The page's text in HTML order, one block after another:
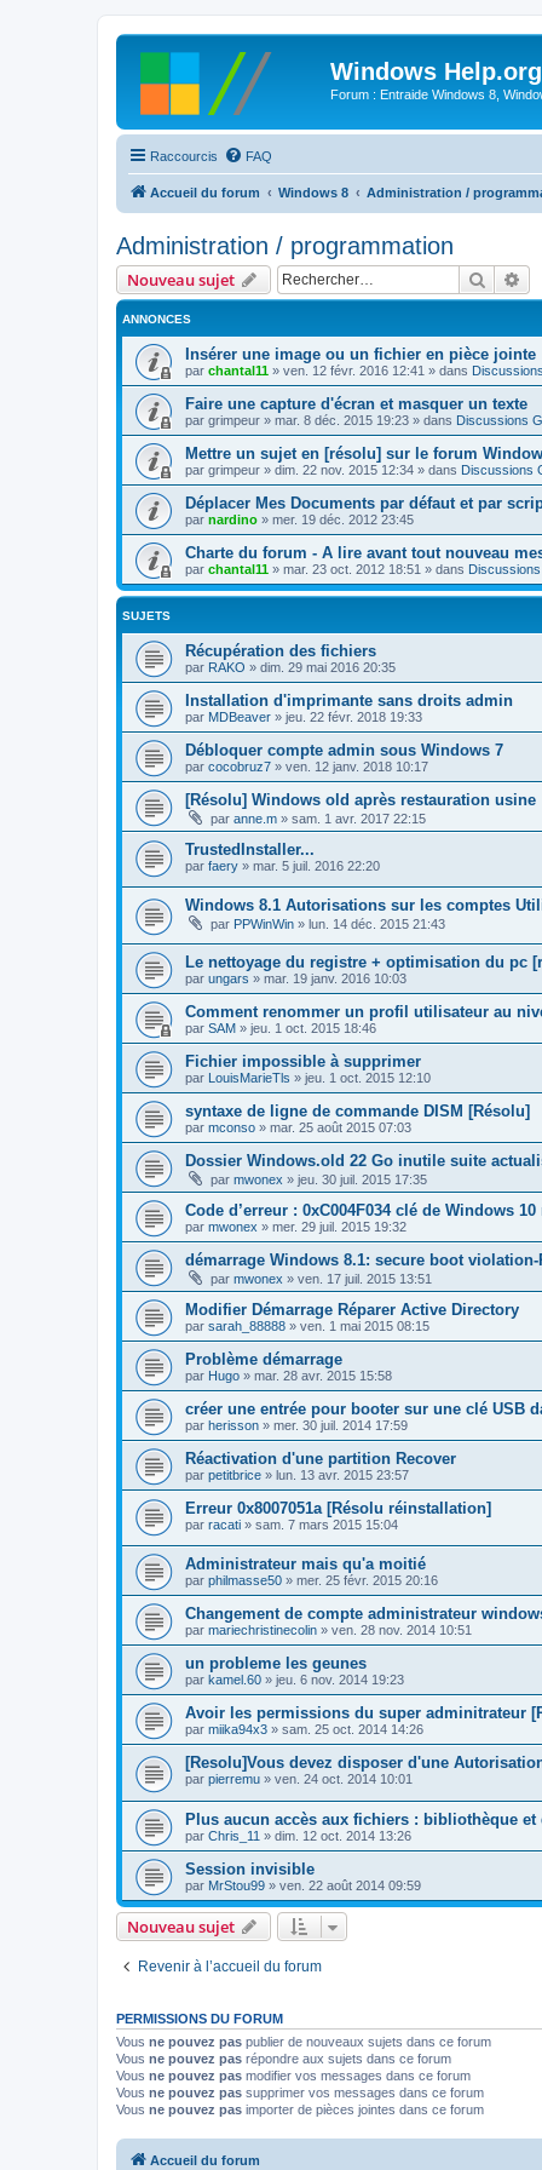
Windows Help.org
Forum : Entraide Windows 8,
Raccourcis FAQ
Accueil du forum Windows 8 Administration /
Administration / programmation
Nouveau sujet
ANNONCES
Insérer une image ou un fichier en pièce jointe
par chantal11 » ven. 12 févr. 2016 12:41 » dans
Faire une capture d'écran et masquer un texte
par grimpeur » mar. 8 déc. 2015 19:23 » dans Discussions
Mettre un sujet en [résolu] sur le forum
par grimpeur » dim. 22 nov. 2015 12:34 » dans Discussions
Déplacer Mes Documents par défaut et par
par nardino » mer. 19 déc. 2012 23:45
Charte du forum - A lire avant tout nouveau
par chantal11 » mar. 23 oct. 2012 18:51 » dans
SUJETS
Récupération des fichiers
par RAKO » dim. 29 mai 2016 20:35
Installation d'imprimante sans droits admin
par MDBeaver » jeu. 22 févr. 2018 19:33
Débloquer compte admin sous Windows 7
par cocobruz7 » ven. 12 janv. 2018 10:17
[Résolu] Windows old après restauration usine
par anne.m » sam. 1 avr. 2017 22:15
TrustedInstaller...
par faery » mar. 5 juil. 2016 22:20
Windows 8.1 Autorisations sur les comptes
par PPWinWin » lun. 14 déc. 2015 21:43
Le nettoyage du registre + optimisation du pc
par ungars » mar. 19 janv. 2016 10:03
Comment renommer un profil utilisateur au
par SAM » jeu. 1 oct. 2015 18:46
Fichier impossible à supprimer
par LouisMarieTls » jeu. 1 oct. 2015 12:10
syntaxe de ligne de commande DISM [Résolu]
par mconso » mar. 25 août 2015 07:03
Dossier Windows.old 22 Go inutile suite
par mwonex » jeu. 30 juil. 2015 17:35
Code d’erreur : 0xC004F034 clé de Windows
par mwonex » mer. 29 juil. 2015 19:32
démarrage Windows 8.1: secure boot violation-
par mwonex » ven. 17 juil. 2015 13:51
Modifier Démarrage Réparer Active Directory
par sarah_88888 » ven. 1 mai 2015 08:15
Problème démarrage
par Hugo » mar. 28 avr. 2015 15:58
créer une entrée pour booter sur une clé USB
par herisson » mer. 30 juil. 2014 17:59
Réactivation d'une partition Recover
par petitbrice » lun. 13 avr. 2015 23:57
Erreur 0x8007051a [Résolu réinstallation]
par racati » sam. 7 mars 2015 15:04
Administrateur mais qu'a moitié
par philmasse50 » mer. 25 févr. 2015 20:16
Changement de compte administrateur
par mariechristinecolin » ven. 28 nov. 2014 10:51
un probleme les geunes
par kamel.60 » jeu. 6 nov. 2014 19:23
Avoir les permissions du super adminitrateur
par miika94x3 » sam. 25 oct. 2014 14:26
[Resolu]Vous devez disposer d'une
par pierremu » ven. 24 oct. 2014 10:01
Plus aucun accès aux fichiers : bibliothèque et
par Chris_11 » dim. 12 oct. 2014 13:26
Session invisible
par MrStou99 » ven. 22 août 2014 09:59
Nouveau sujet
Revenir à l’accueil du forum
PERMISSIONS DU FORUM
Vous ne pouvez pas publier de nouveaux sujets dans ce forum
Vous ne pouvez pas répondre aux sujets dans ce forum
Vous ne pouvez pas modifier vos messages dans ce forum
Vous ne pouvez pas supprimer vos messages dans ce forum
Vous ne pouvez pas importer de pièces jointes dans ce forum
Accueil du forum